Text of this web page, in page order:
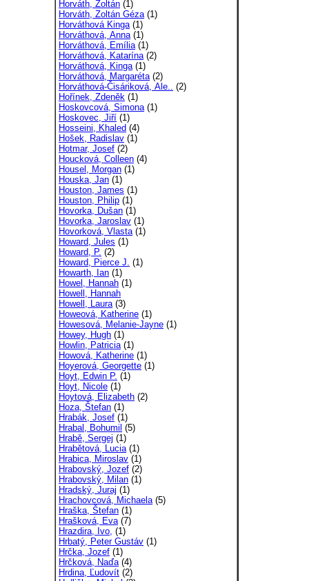
Horváth, Zoltán (1)
Horváth, Zoltán Géza(1)
Horváthová Kinga(1)
Horváthová, Anna(1)
Horváthová, Emília(1)
Horváthová, Katarína(2)
Horváthová, Kinga(1)
Horváthová, Margaréta(2)
Horváthová-Čisáriková, Ale.. (2)
Hořínek, Zdeněk (1)
Hoskovcová, Simona(1)
Hoskovec, Jiří (1)
Hosseini, Khaled (4)
Hošek, Radislav (1)
Hotmar, Josef (2)
Houcková, Colleen (4)
Housel, Morgan (1)
Houska, Jan (1)
Houston, James (1)
Houston, Philip (1)
Hovorka, Dušan (1)
Hovorka, Jaroslav (1)
Hovorková, Vlasta(1)
Howard, Jules (1)
Howard, P. (2)
Howard, Pierce J. (1)
Howarth, Ian (1)
Howel, Hannah (1)
Howell, Hannah
Howell, Laura(3)
Howeová, Katherine (1)
Howesová, Melanie-Jayne (1)
Howey, Hugh (1)
Howlin, Patricia(1)
Howová, Katherine (1)
Hoyerová, Georgette (1)
Hoyt, Edwin P. (1)
Hoyt, Nicole (1)
Hoytová, Elizabeth (2)
Hoza, Štefan (1)
Hrabák, Josef (1)
Hrabal, Bohumil (5)
Hrabě, Sergej (1)
Hrabětová, Lucia(1)
Hrabica, Miroslav (1)
Hrabovský, Jozef (2)
Hrabovský, Milan (1)
Hradský, Juraj (1)
Hrachovcová, Michaela(5)
Hraška, Štefan (1)
Hrašková, Eva(7)
Hrazdira, Ivo, (1)
Hrbatý, Peter Gustáv (1)
Hrčka, Jozef (1)
Hrčková, Naďa(4)
Hrdina, Ľudovít (2)